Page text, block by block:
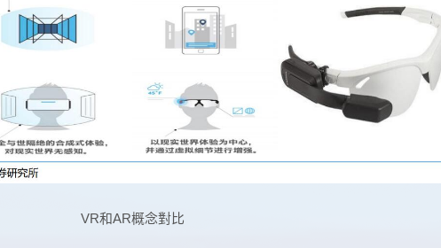
VR和AR概念對比